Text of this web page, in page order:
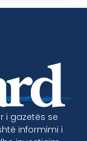
i gazetës se
informimi i